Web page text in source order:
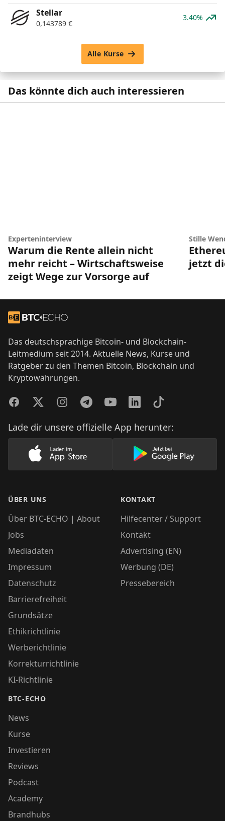
Stellar
0,143789 €
3.40%
Alle Kurse
Das könnte dich auch interessieren
Experteninterview
Warum die Rente allein nicht
mehr reicht – Wirtschaftsweise
zeigt Wege zur Vorsorge auf
Stille
jetzt
Zur Startseite
Das deutschsprachige Bitcoin- und Blockchain-
Leitmedium seit 2014. Aktuelle News, Kurse und
Ratgeber zu den Themen Bitcoin, Blockchain und
Kryptowährungen.
FacebookTwitterInstagramTelegramYouTubeLinkedInTikTok
Lade dir unsere offizielle App herunter:
Lade unsere App im AppStore herunter
Lade unsere
ÜBER UNS
Über BTC-ECHO | About
Jobs
Mediadaten
Impressum
Datenschutz
Barrierefreiheit
Grundsätze
Ethikrichtlinie
Werberichtlinie
Korrekturrichtlinie
KI-Richtlinie
BTC-ECHO
News
Kurse
Investieren
Reviews
Podcast
Academy
Brandhubs
KONTAKT
Hilfecenter / Support
Kontakt
Advertising (EN)
Werbung (DE)
Pressebereich